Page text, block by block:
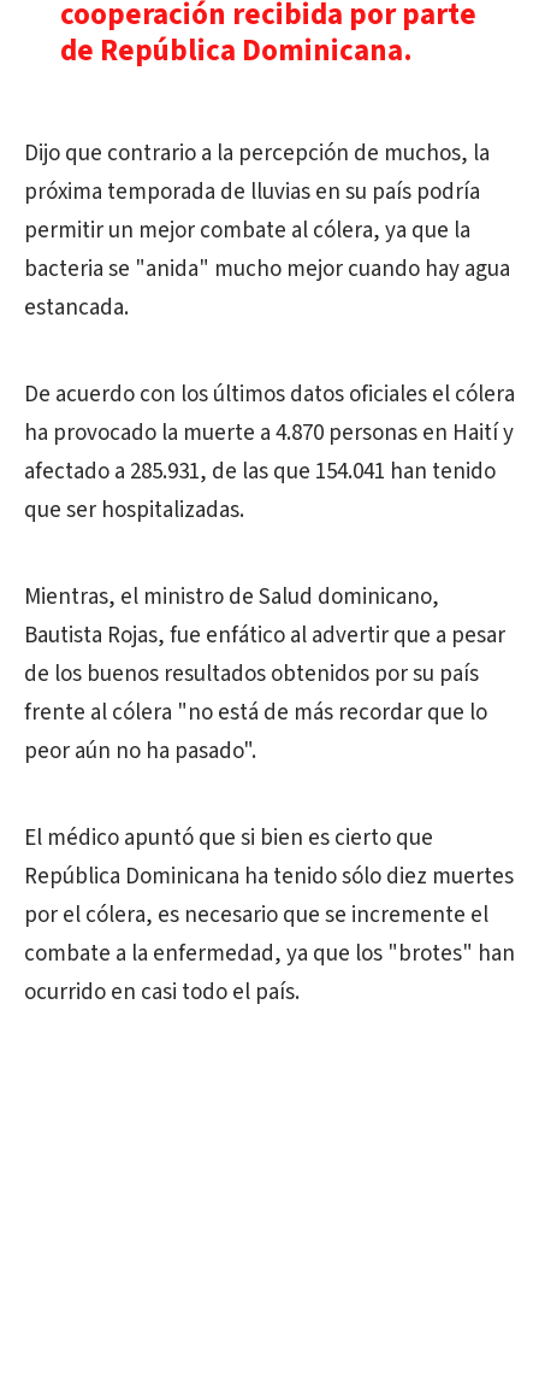
cooperación recibida por parte
de República Dominicana.
Dijo que contrario a la percepción de muchos, la
próxima temporada de lluvias en su país podría
permitir un mejor combate al cólera, ya que la
bacteria se "anida" mucho mejor cuando hay agua
estancada.
De acuerdo con los últimos datos oficiales el cólera
ha provocado la muerte a 4.870 personas en Haití y
afectado a 285.931, de las que 154.041 han tenido
que ser hospitalizadas.
Mientras, el ministro de Salud dominicano,
Bautista Rojas, fue enfático al advertir que a pesar
de los buenos resultados obtenidos por su país
frente al cólera "no está de más recordar que lo
peor aún no ha pasado".
El médico apuntó que si bien es cierto que
República Dominicana ha tenido sólo diez muertes
por el cólera, es necesario que se incremente el
combate a la enfermedad, ya que los "brotes" han
ocurrido en casi todo el país.